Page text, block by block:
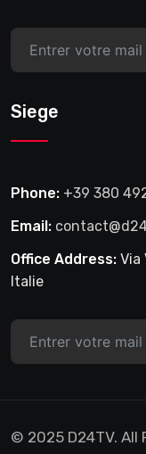
Siege
Phone: +39 380
Email:
Office Address: Via
Italie
© 2025 D24TV. All